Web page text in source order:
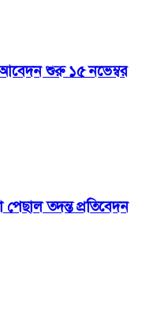
আবেদন শুরু ১৫ নভেম্বর
তদন্ত প্রতিবেদন